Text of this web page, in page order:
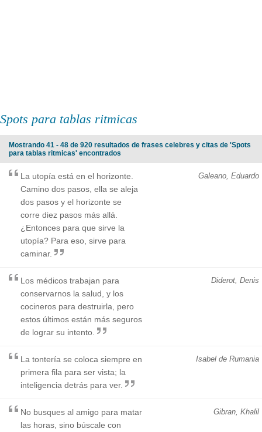
Spots para tablas ritmicas
Mostrando 41 - 48 de 920 resultados de frases celebres y citas de 'Spots
para tablas ritmicas' encontrados
Galeano, Eduardo
La utopía está en el horizonte.
Camino dos pasos, ella se aleja
dos pasos y el horizonte se
corre diez pasos más allá.
¿Entonces para que sirve la
utopía? Para eso, sirve para
caminar.
Diderot, Denis
Los médicos trabajan para
conservarnos la salud, y los
cocineros para destruirla, pero
estos últimos están más seguros
de lograr su intento.
Isabel de Rumania
La tontería se coloca siempre en
primera fila para ser vista; la
inteligencia detrás para ver.
Gibran, Khalil
No busques al amigo para matar
las horas, sino búscale con